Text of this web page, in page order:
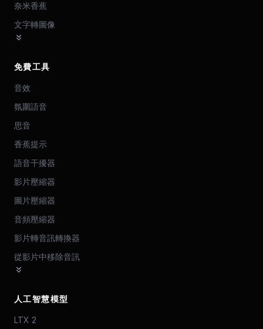
奈米香蕉
文字轉圖像
免費工具
音效
氛圍語音
思音
香蕉提示
語音干擾器
影片壓縮器
圖片壓縮器
音頻壓縮器
影片轉音訊轉換器
從影片中移除音訊
人工智慧模型
LTX 2